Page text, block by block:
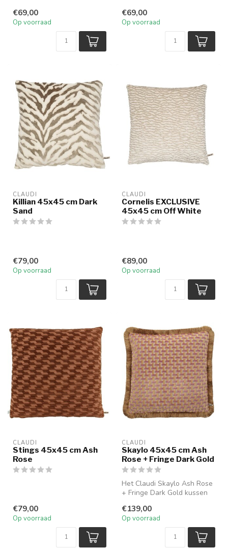
€69,00
Op voorraad
€69,00
Op voorraad
CLAUDI
Killian 45x45 cm Dark
Sand
€79,00
Op voorraad
CLAUDI
Cornelis EXCLUSIVE
45x45 cm Off White
€89,00
Op voorraad
CLAUDI
Stings 45x45 cm Ash
Rose
€79,00
Op voorraad
CLAUDI
Skaylo 45x45 cm Ash
Rose + Fringe Dark Gold
Het Claudi Skaylo Ash Rose
+ Fringe Dark Gold kussen
een...
€139,00
Op voorraad